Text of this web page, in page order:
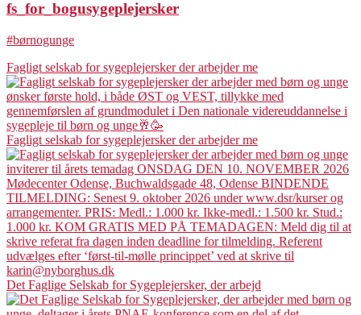
fs_for_bogusygeplejersker
#børnogunge
Fagligt selskab for sygeplejersker der arbejder me
Fagligt selskab for sygeplejersker der arbejder me
Det Faglige Selskab for Sygeplejersker, der arbejd